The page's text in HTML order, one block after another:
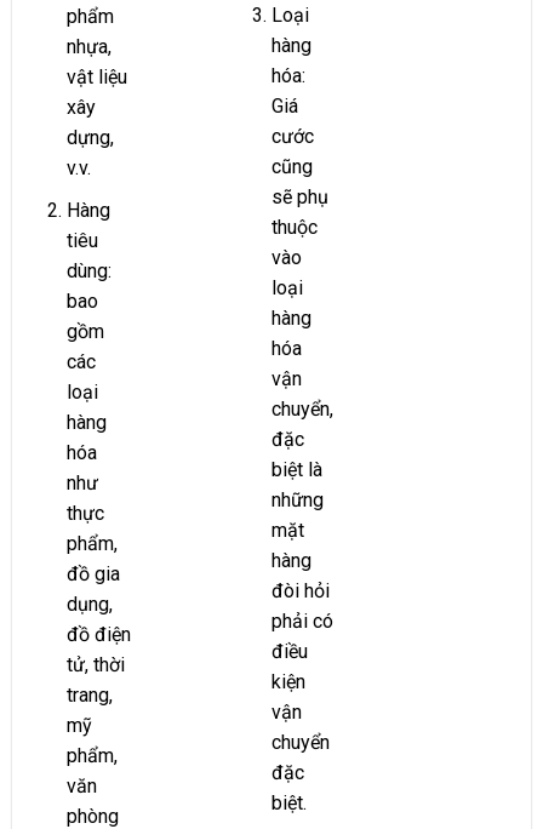
phẩm
nhựa,
vật liệu
xây
dựng,
v.v.
Hàng
tiêu
dùng:
bao
gồm
các
loại
hàng
hóa
như
thực
phẩm,
đồ gia
dụng,
đồ điện
tử, thời
trang,
mỹ
phẩm,
văn
phòng
Loại
hàng
hóa:
Giá
cước
cũng
sẽ phụ
thuộc
vào
loại
hàng
hóa
vận
chuyển,
đặc
biệt là
những
mặt
hàng
đòi hỏi
phải có
điều
kiện
vận
chuyển
đặc
biệt.